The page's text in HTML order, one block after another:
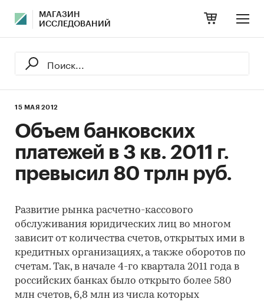
МАГАЗИН
ИССЛЕДОВАНИЙ
15 МАЯ 2012
Объем банковских
платежей в 3 кв. 2011 г.
превысил 80 трлн руб.
Развитие рынка расчетно-кассового
обслуживания юридических лиц во многом
зависит от количества счетов, открытых ими в
кредитных организациях, а также оборотов по
счетам. Так, в начале 4-го квартала 2011 года в
российских банках было открыто более 580
млн счетов, 6,8 млн из числа которых